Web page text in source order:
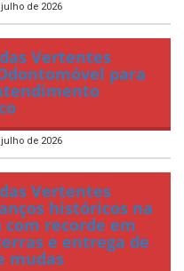
de 2026
Vertentes
para
de 2026
Vertentes
históricos na
recorde em
e entrega de
mudas